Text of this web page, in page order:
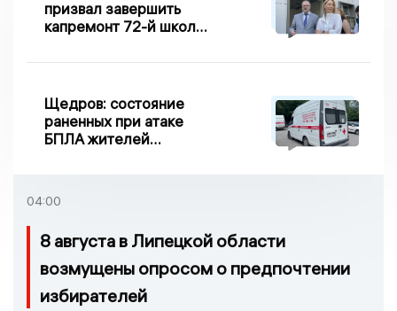
призвал завершить
капремонт 72-й школы
Щедров: состояние
раненных при атаке
БПЛА жителей
04:00
8 августа в Липецкой области
возмущены опросом о предпочтении
избирателей